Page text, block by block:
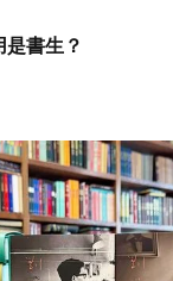
書生？